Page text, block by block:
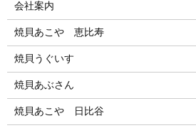
会社案内
焼貝あこや 恵比寿
焼貝うぐいす
焼貝あぶさん
焼貝あこや 日比谷